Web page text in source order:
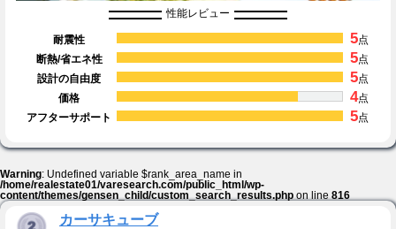
性能レビュー
耐震性 5点
断熱/省エネ性
5点
設計の自由度
5点
価格
4点
アフターサポート
5点
Warning: Undefined variable $rank_area_name in
/home/realestate01/varesearch.com/public_html/wp-
content/themes/gensen_child/custom_search_results.phpon line816
カーサキューブ